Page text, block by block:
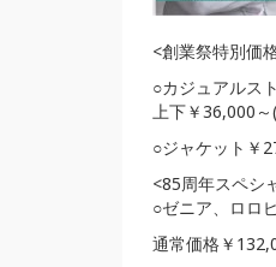
<創業祭特別価
○カジュアルス
上下￥36,000
○ジャケット￥
<85周年スペシ
○ゼニア、ロロ
通常価格￥